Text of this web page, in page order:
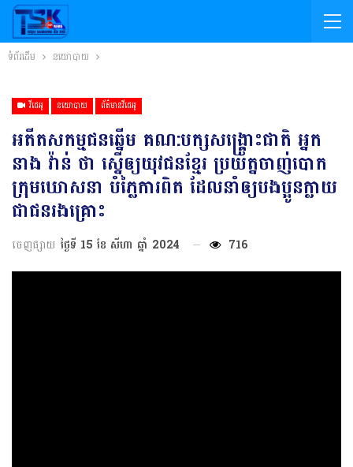
ទំព័រដើម នយោបាយ
វីដេអូ នយោបាយ ព័ត៌មានវីដេអូ
អតីតសកម្មជនឆ្នើម គណ:បក្សសង្រ្គោះជាតិ អ្នក
នាង វ៉ាន់ ថា ស្នើឲ្យយុវជនខ្មែរ ប្រយ័ត្នចាញ់បោក
ក្រុមឃោសនា បំភ្លៃការពិត ដែលនាំឲ្យបងប្អូនក្លាយ
ជាជនរងគ្រោះ
ចេញផ្សាយ ថ្ងៃទី 15 ខែ សីហា ឆ្នាំ 2024 716